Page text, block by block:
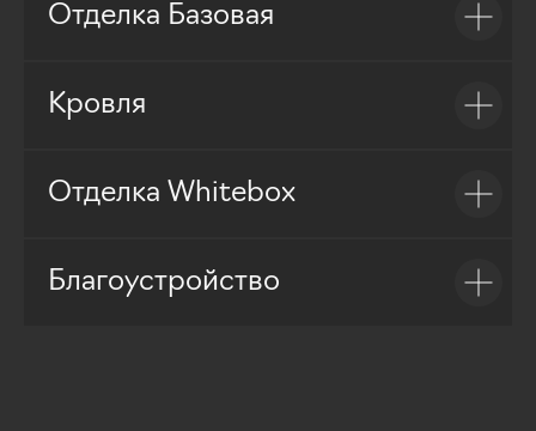
Отделка Базовая
Кровля
Отделка Whitebox
Благоустройство